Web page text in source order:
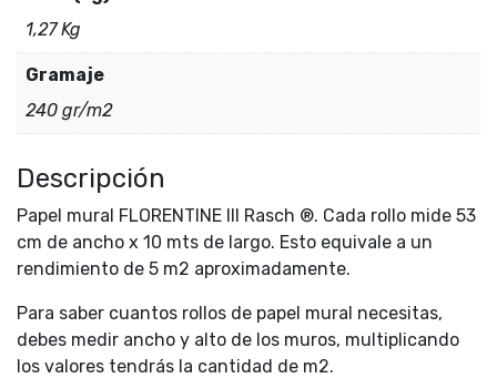
1,27 Kg
Gramaje
240 gr/m2
Descripción
Papel mural FLORENTINE III Rasch ®. Cada rollo mide 53
cm de ancho x 10 mts de largo. Esto equivale a un
rendimiento de 5 m2 aproximadamente.
Para saber cuantos rollos de papel mural necesitas,
debes medir ancho y alto de los muros, multiplicando
los valores tendrás la cantidad de m2.